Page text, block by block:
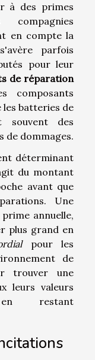
à des primes
compagnies
en compte la
parfois
pour leur
de réparation
composants
les batteries de
souvent des
de dommages.
déterminant
du montant
avant que
Une
annuelle,
plus grand en
pour les
de
trouver une
leurs valeurs
en restant